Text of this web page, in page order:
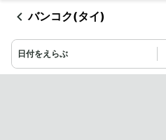
バンコク(タイ)
日付をえらぶ